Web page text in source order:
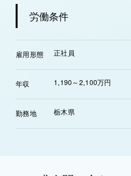
労働条件
雇用形態 正社員
年収 1,190～2,100万円
勤務地 栃木県